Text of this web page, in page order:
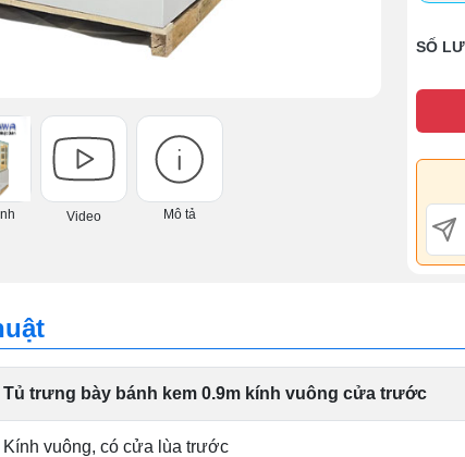
Video Mô tả
SỐ
Tủ trưng bày bánh kem 0.9m kính vuông cửa trước
Kính vuông, có cửa lùa trước